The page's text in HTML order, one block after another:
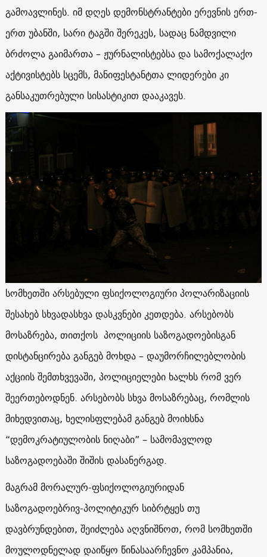
გამოავლინეს. იმ დღეს დემონსტრანტები ერევნის ერთ-
ერთ უბანში, სარი ტაგში შერეკეს, სადაც ნამდვილი
ბრძოლა გაიმართა – ჟურნალისტებსა და სამოქალაქო
აქტივისტებს სცემს, მანიფესტანტთა ლიდერები კი
განსაკუთრებული სისასტიკით დააკავეს.
სომხეთში არსებული ფსიქოლოგიური პოლარიზაციის
შესახებ სხვადასხვა დასკვნები კეთდება. არსებობს
მოსაზრება, თითქოს პოლიციის საზოგადოებისგან
დისტანცირება განგებ მოხდა – დაუმორჩილებლობის
აქციის შემთხვევაში, პოლიციელები ხალხს რომ ვერ
შეერთებოდნენ. არსებობს სხვა მოსაზრებაც, რომლის
მიხედვითაც, ხელისფლებამ განგებ მოიხსნა
“დემოკრატიულობის ნიღაბი” – სამომავლოდ
საზოგადოებაში შიშის დასანერგად.
მაგრამ მორალურ-ფსიქოლოგიურიდან
საზოგადოებრივ-პოლიტიკურ სიბრტყეს თუ
დავბრუნდებით, შეიძლება აღვნიშნოთ, რომ სომხეთში
მოულოდნელად დაიწყო წინასაარჩევნო კამპანია,